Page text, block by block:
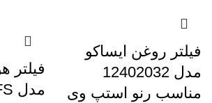
فیلتر روغن ایساکو
مدل 12402032
مناسب رنو استپ وی
فیلتر
مدل AFS